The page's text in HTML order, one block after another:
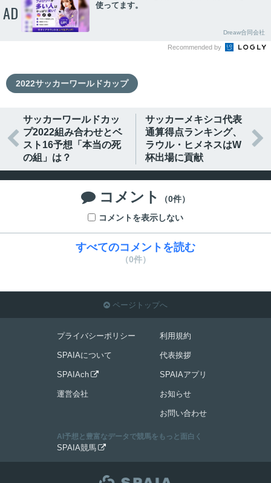
AD
使ってます。
Dreaw合同会社
Recommended by
2022サッカーワールドカップ

サッカーワールドカッ
プ2022組み合わせとベ
スト16予想「本当の死
の組」は？
サッカーメキシコ代表
通算得点ランキング、
ラウル・ヒメネスはW
杯出場に貢献

 コメント
（0件）
コメントを表示しない
すべてのコメントを読む
（0件）
 ページトップへ
プライバシーポリシー
SPAIAについて
SPAIAch 
運営会社
利用規約
代表挨拶
SPAIAアプリ
お知らせ
お問い合わせ
AI予想と豊富なデータで競馬をもっと面白く
SPAIA競馬 